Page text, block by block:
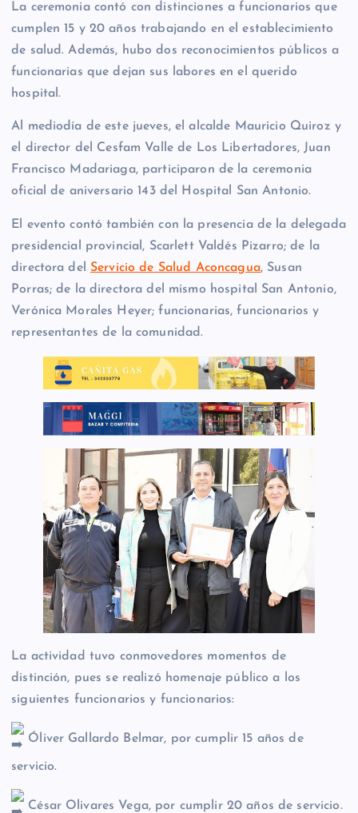
La ceremonia contó con distinciones a funcionarios que
cumplen 15 y 20 años trabajando en el establecimiento
de salud. Además, hubo dos reconocimientos públicos a
funcionarias que dejan sus labores en el querido
hospital.
Al mediodía de este jueves, el alcalde Mauricio Quiroz y
el director del Cesfam Valle de Los Libertadores, Juan
Francisco Madariaga, participaron de la ceremonia
oficial de aniversario 143 del Hospital San Antonio.
El evento contó también con la presencia de la delegada
presidencial provincial, Scarlett Valdés Pizarro; de la
directora del Servicio de Salud Aconcagua, Susan
Porras; de la directora del mismo hospital San Antonio,
Verónica Morales Heyer; funcionarias, funcionarios y
representantes de la comunidad.
La actividad tuvo conmovedores momentos de
distinción, pues se realizó homenaje público a los
siguientes funcionarios y funcionarios:
Óliver Gallardo Belmar, por cumplir 15 años de
servicio.
César Olivares Vega, por cumplir 20 años de servicio.